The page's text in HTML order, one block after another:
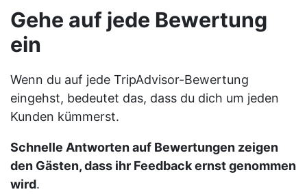
Gehe auf jede Bewertung
ein
Wenn du auf jede TripAdvisor-Bewertung
eingehst, bedeutet das, dass du dich um jeden
Kunden kümmerst.
Schnelle Antworten auf Bewertungen zeigen
den Gästen, dass ihr Feedback ernst genommen
wird.